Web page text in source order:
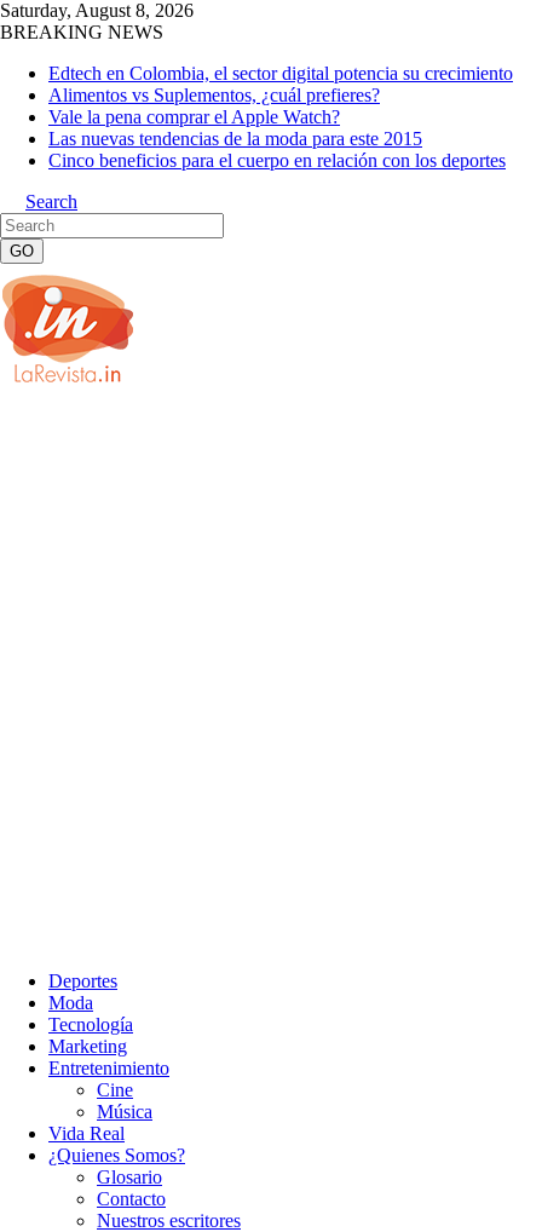
Saturday, August 8, 2026
BREAKING NEWS
Edtech en Colombia, el sector digital potencia su crecimiento
Alimentos vs Suplementos, ¿cuál prefieres?
Vale la pena comprar el Apple Watch?
Las nuevas tendencias de la moda para este 2015
Cinco beneficios para el cuerpo en relación con los deportes
Search
Deportes
Moda
Tecnología
Marketing
Entretenimiento
Cine
Música
Vida Real
¿Quienes Somos?
Glosario
Contacto
Nuestros escritores